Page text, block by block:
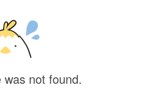
not found.